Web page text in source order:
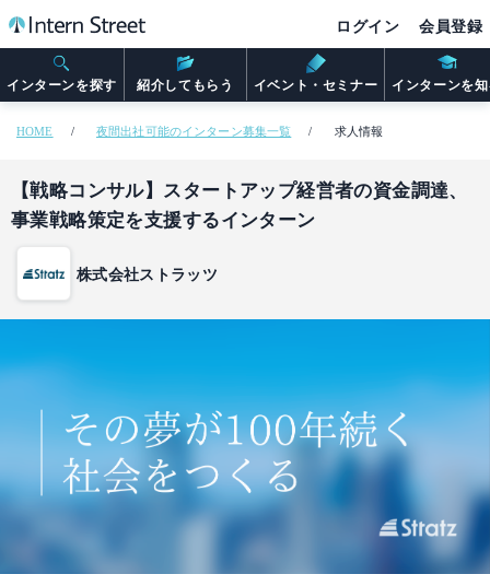
インターンを探す 紹介してもらう イベント・セミナー インターンを
ログイン 会員登録
HOME 夜間出社可能のインターン募集一覧 求人情報
【戦略コンサル】スタートアップ経営者の資金調達、
事業戦略策定を支援するインターン
株式会社ストラッツ